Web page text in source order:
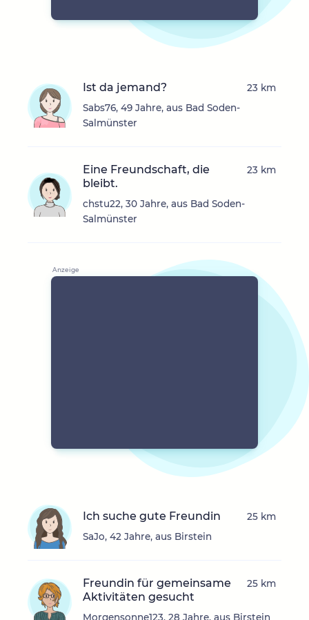
Ist da jemand?
Sabs76, 49 Jahre, aus Bad Soden-
Salmünster
23 km
Eine Freundschaft, die
bleibt.
chstu22, 30 Jahre, aus Bad Soden-
Salmünster
23 km
Ich suche gute Freundin
SaJo, 42 Jahre, aus Birstein
25 km
Freundin für gemeinsame
Aktivitäten gesucht
Morgensonne123, 28 Jahre, aus Birstein
25 km